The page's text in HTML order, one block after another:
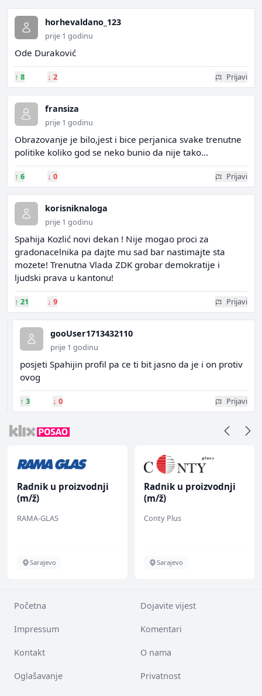
horhevaldano_123
prije 1 godinu
Ode Duraković
↑ 8 ↓ 2 Prijavi
fransiza
prije 1 godinu
Obrazovanje je bilo,jest i bice perjanica svake trenutne
politike koliko god se neko bunio da nije tako...
↑ 6 ↓ 0 Prijavi
korisniknaloga
prije 1 godinu
Spahija Kozlić novi dekan ! Nije mogao proci za
gradonacelnika pa dajte mu sad bar nastimajte sta
mozete! Trenutna Vlada ZDK grobar demokratije i
ljudski prava u kantonu!
↑ 21 ↓ 9 Prijavi
gooUser1713432110
prije 1 godinu
posjeti Spahijin profil pa ce ti bit jasno da je i on protiv
ovog
↑ 3 ↓ 0 Prijavi
Radnik u proizvodnji
(m/ž)
RAMA-GLAS
Sarajevo
Radnik u proizvodnji
(m/ž)
Conty Plus
Sarajevo
Početna Dojavite vijest
Impressum Komentari
Kontakt O nama
Oglašavanje Privatnost